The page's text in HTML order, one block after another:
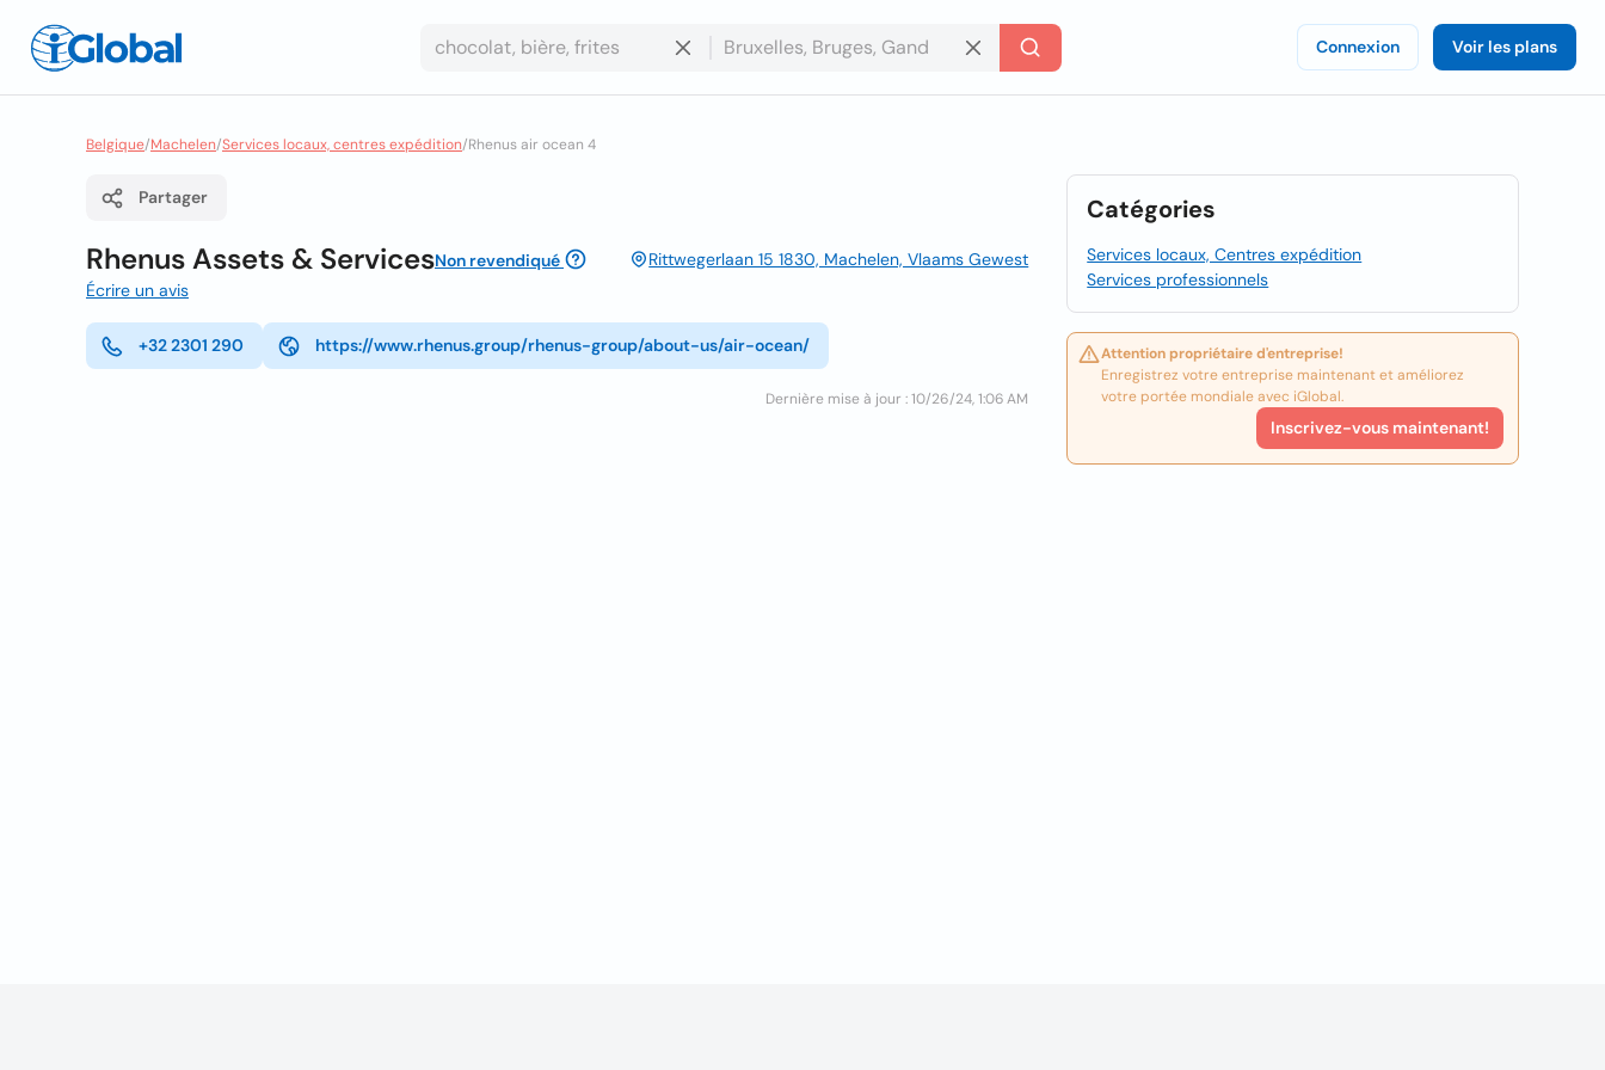
Connexion Voir les plans
Belgique/Machelen/Services locaux, centres expédition/Rhenus air ocean 4
Partager
Rhenus Assets & ServicesNon revendiqué
Rittwegerlaan 15 1830, Machelen, Vlaams Gewest
Écrire un avis
+32 2301 290 https://www.rhenus.group/rhenus-group/about-us/air-ocean/
Dernière mise à jour : 10/26/24, 1:06 AM
Catégories
Services locaux, Centres expédition
Services professionnels
Attention propriétaire d'entreprise!
Enregistrez votre entreprise maintenant et améliorez
votre portée mondiale avec iGlobal.
Inscrivez-vous maintenant!